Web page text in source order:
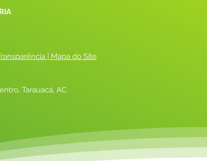
| Mapa do Site
Tarauacá, AC